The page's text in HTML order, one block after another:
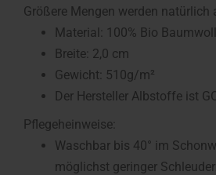
Größere Mengen werden natürlich
Material: 100% Bio
Breite: 2,0 cm
Gewicht: 510g/m²
Der Hersteller Albstoffe ist
Pflegeheinweise:
Waschbar bis 40° im
möglichst geringer